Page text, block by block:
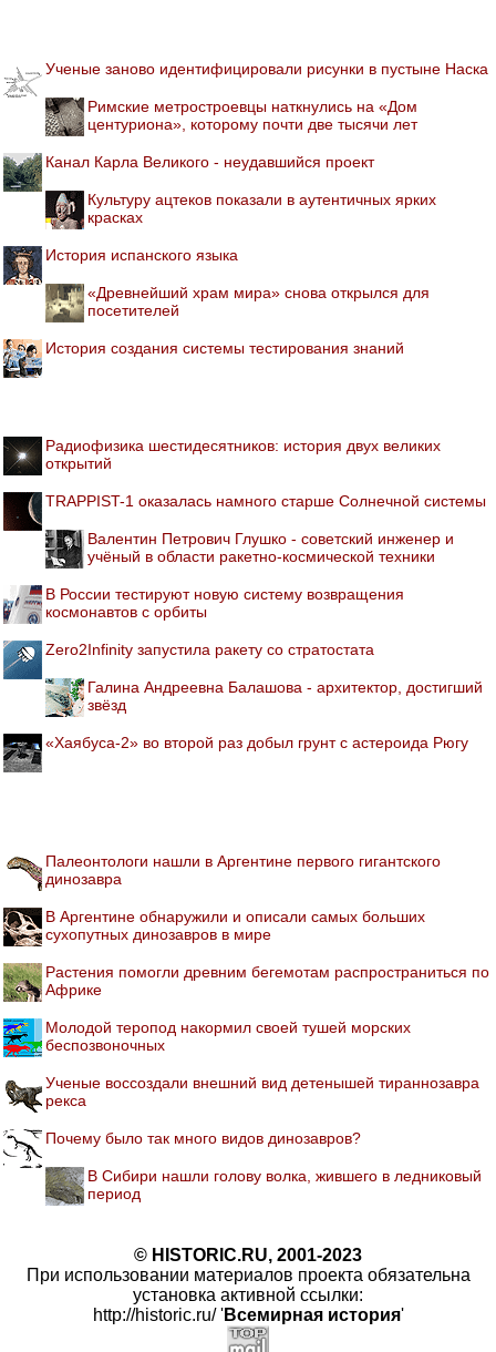
Ученые заново идентифицировали рисунки в пустыне Наска
Римские метростроевцы наткнулись на «Дом
центуриона», которому почти две тысячи лет
Канал Карла Великого - неудавшийся проект
Культуру ацтеков показали в аутентичных ярких
красках
История испанского языка
«Древнейший храм мира» снова открылся для
посетителей
История создания системы тестирования знаний
Радиофизика шестидесятников: история двух великих
открытий
TRAPPIST-1 оказалась намного старше Солнечной системы
Валентин Петрович Глушко - советский инженер и
учёный в области ракетно-космической техники
В России тестируют новую систему возвращения
космонавтов с орбиты
Zero2Infinity запустила ракету со стратостата
Галина Андреевна Балашова - архитектор, достигший
звёзд
«Хаябуса-2» во второй раз добыл грунт с астероида Рюгу
Палеонтологи нашли в Аргентине первого гигантского
динозавра
В Аргентине обнаружили и описали самых больших
сухопутных динозавров в мире
Растения помогли древним бегемотам распространиться по
Африке
Молодой теропод накормил своей тушей морских
беспозвоночных
Ученые воссоздали внешний вид детенышей тираннозавра
рекса
Почему было так много видов динозавров?
В Сибири нашли голову волка, жившего в ледниковый
период
© HISTORIC.RU, 2001-2023
При использовании материалов проекта обязательна
установка активной ссылки:
http://historic.ru/ 'Всемирная история'